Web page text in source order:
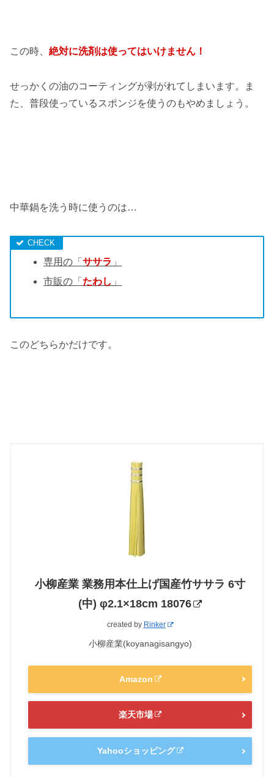
この時、 絶対に洗剤は使ってはいけません！
せっかくの油のコーティングが剥がれてしまいます。ま
た、普段使っているスポンジを使うのもやめましょう。
中華鍋を洗う時に使うのは…
専用の「ササラ 」
市販の「 たわし 」
このどちらかだけです。
小柳産業 業務用本仕上げ国産竹ササラ 6寸
(中) φ2.1×18cm 18076
created by Rinker
小柳産業(koyanagisangyo)
Amazon
楽天市場
Yahooショッピング